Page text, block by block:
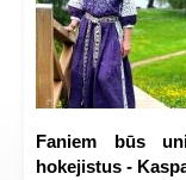
Faniem būs
hokejistus -